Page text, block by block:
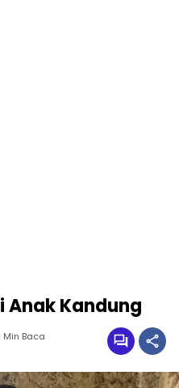
Anak Kandung
Min Baca